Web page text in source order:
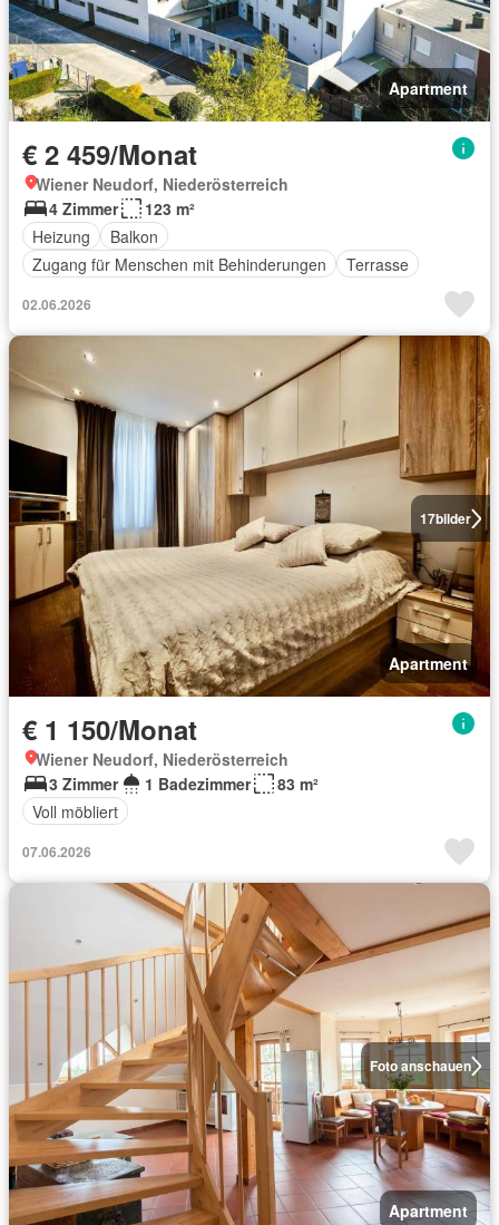
Apartment
€ 2 459/Monat
Wiener Neudorf, Niederösterreich
4 Zimmer
123 m²
Heizung
Balkon
Zugang für Menschen mit Behinderungen
Terrasse
02.06.2026
17bilder
Apartment
€ 1 150/Monat
Wiener Neudorf, Niederösterreich
3 Zimmer
1 Badezimmer
83 m²
Voll möbliert
07.06.2026
Foto anschauen
Apartment